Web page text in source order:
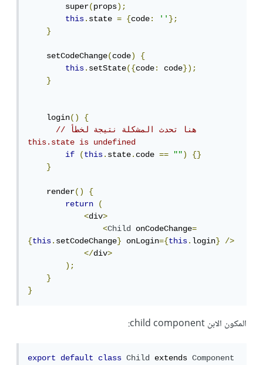
        super
(props);
this.state = {code: ''};
}
    setCodeChange
(code)
{
this.setState({code: code});
}
    login
()
{
// هنا تحدث المشكلة نتيجة لخطأ
this.state is undefined
if
(this.state.code == "")
{}
}
    render
()
{
return
(
<div>
<Child onCodeChange=
{this.setCodeChange} onLogin={this.login}
/>
</div>
);
}
}
المكون الابن child component:
export default class Child extends Component